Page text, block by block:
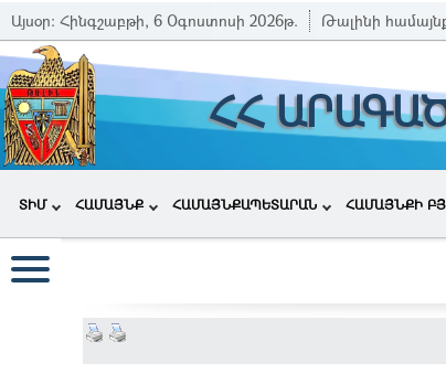
Այսօր: Հինգշաբթի, 6 Օգոստոսի 2026թ. Թալինի
ՀՀ
ՏԻՄ ՀԱՄԱՅՆՔ ՀԱՄԱՅՆՔԱՊԵՏԱՐԱՆ ՀԱՄԱՅՆՔԻ